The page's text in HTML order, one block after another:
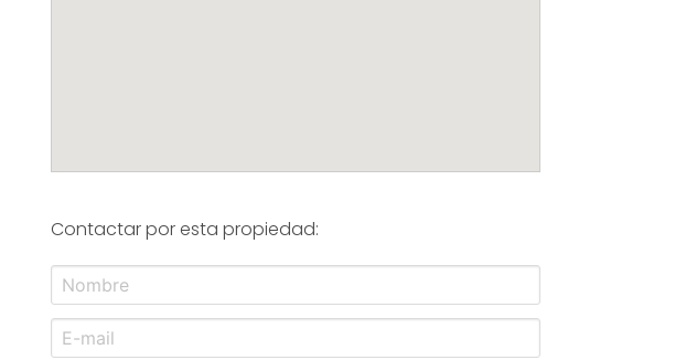
Contactar por esta propiedad: